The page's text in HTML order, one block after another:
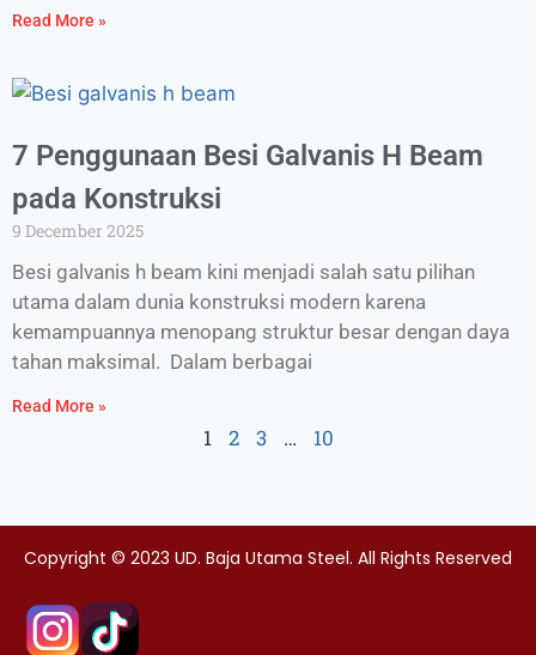
Read More »
7 Penggunaan Besi Galvanis H Beam
pada Konstruksi
9 December 2025
Besi galvanis h beam kini menjadi salah satu pilihan
utama dalam dunia konstruksi modern karena
kemampuannya menopang struktur besar dengan daya
tahan maksimal. Dalam berbagai
Read More »
1 2 3 … 10
Copyright © 2023 UD. Baja Utama Steel. All Rights Reserved